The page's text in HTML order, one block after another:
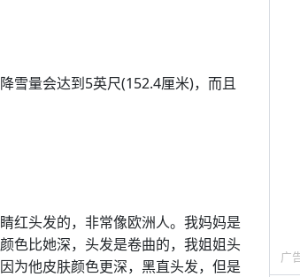
雪量会达到5英尺(152.4厘米)，而且
红头发的，非常像欧洲人。我妈妈是
色比她深，头发是卷曲的，我姐姐头
为他皮肤颜色更深，黑直头发，但是
广